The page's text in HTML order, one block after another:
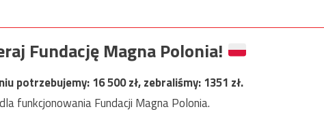
Fundację Magna Polonia!
potrzebujemy:16 500zł, zebraliśmy:1351 zł.
funkcjonowania Fundacji Magna Polonia.